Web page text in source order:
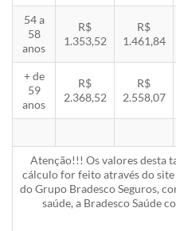
54 a
58
anos
R$
1.353,52
R$
1.461,84
+ de
59
anos
R$
2.368,52
R$
2.558,07
Atenção!!! Os valores desta
cálculo for feito através do site
do Grupo Bradesco Seguros,
saúde, a Bradesco Saúde